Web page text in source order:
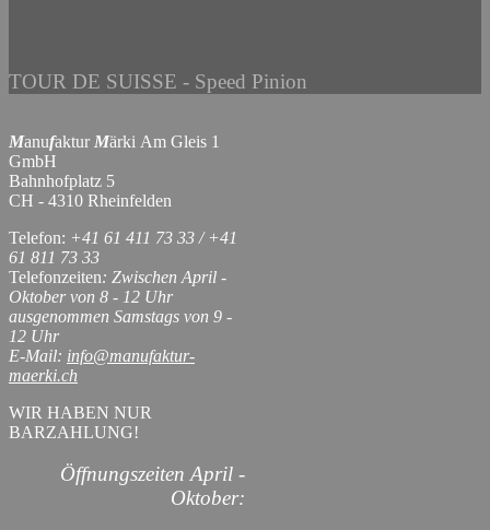
TOUR DE SUISSE - Speed Pinion
Manufaktur Märki Am Gleis 1
GmbH
Bahnhofplatz 5
CH - 4310 Rheinfelden
Telefon: +41 61 411 73 33 / +41
61 811 73 33
Telefonzeiten: Zwischen April -
Oktober von 8 - 12 Uhr
ausgenommen Samstags von 9 -
12 Uhr
E-Mail: info@manufaktur-
maerki.ch
WIR HABEN NUR
BARZAHLUNG!
Öffnungszeiten April -
Oktober: